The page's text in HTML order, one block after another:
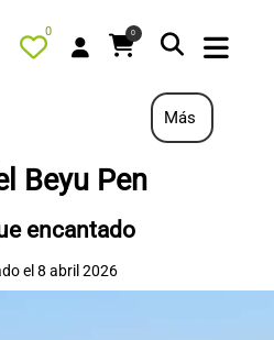
0 0
Más
Beyu Pen
encantado
el 8 abril 2026